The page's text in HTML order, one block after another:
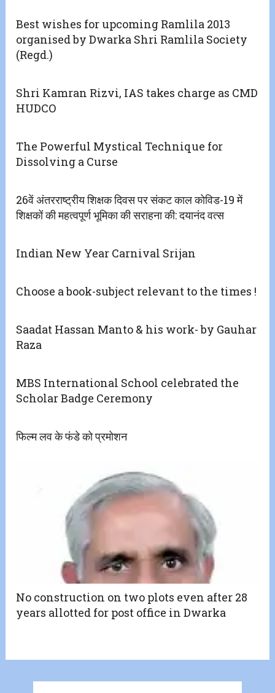
Best wishes for upcoming Ramlila 2013
organised by Dwarka Shri Ramlila Society
(Regd.)
Shri Kamran Rizvi, IAS takes charge as CMD
HUDCO
The Powerful Mystical Technique for
Dissolving a Curse
26वें अंतरराष्ट्रीय शिक्षक दिवस पर संकट काल कोविड-19 में
शिक्षकों की महत्वपूर्ण भूमिका की सराहना की: दयानंद वत्स
Indian New Year Carnival Srijan
Choose a book-subject relevant to the times !
Saadat Hassan Manto & his work- by Gauhar
Raza
MBS International School celebrated the
Scholar Badge Ceremony
फिल्म लव के फंडे को प्रमोशन
No construction on two plots even after 28
years allotted for post office in Dwarka